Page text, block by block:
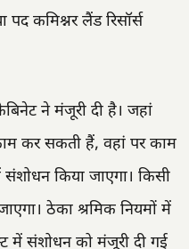
कमिश्नर लैंड रिसॉर्स
ने मंजूरी दी है। जहां
कर सकती हैं, वहां पर काम
किया जाएगा। किसी
ठेका श्रमिक नियमों में
में संशोधन को मंजूरी दी गई